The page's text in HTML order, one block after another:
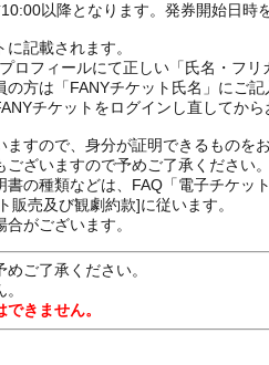
以降となります。発券開始日時
記載されます。
ロフィールにて正しい「氏名・フ
方は「FANYチケット氏名」にご記
チケットをログインし直してか
すので、身分が証明できるものをお
ざいますので予めご了承ください。
の種類などは、FAQ「電子チケッ
売及び観劇約款]に従います。
がございます。
ご了承ください。
きません。